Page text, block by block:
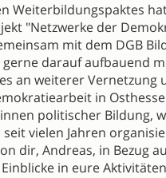
Weiterbildungspaktes
"Netzwerke der
mit dem DGB
darauf aufbauend
an weiterer Vernetzung
in
politischer Bildung,
vielen Jahren
dir, Andreas, in Bezug
in eure